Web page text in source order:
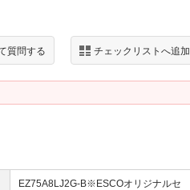
チェックリストへ追加
質問する
EZ75A8LJ2G-B※ESCOオリジナルセ